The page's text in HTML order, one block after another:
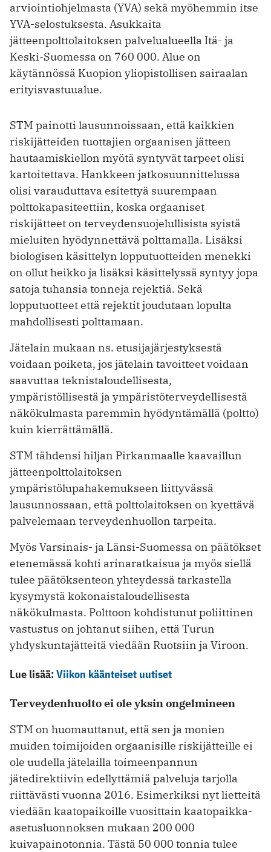
arviointiohjelmasta (YVA) sekä myöhemmin itse
YVA-selostuksesta. Asukkaita
jätteenpolttolaitoksen pal­velualueella Itä- ja
Keski-Suomessa on 760 000. Alue on
käytännössä Kuopion yliopistollisen sairaalan
erityisvastuualue.
STM painotti lausunnoissaan, että kaikkien
riskijätteiden tuottajien orgaanisen jätteen
hautaamiskiellon myötä syntyvät tarpeet olisi
kartoitettava. Hankkeen jatkosuunnittelussa
olisi varauduttava esitettyä suurempaan
polttokapasiteettiin, koska orgaaniset
riskijätteet on terveydensuojelullisista syistä
mieluiten hyödynnettävä polttamalla. Lisäksi
biologisen käsittelyn lopputuotteiden menekki
on ollut heikko ja lisäksi käsittelyssä syntyy jopa
satoja tuhansia tonneja rejektiä. Sekä
lopputuotteet että rejektit joudutaan lopulta
mahdollisesti polttamaan.
Jätelain mukaan ns. etusijajärjestyksestä
voidaan poiketa, jos jätelain tavoitteet voidaan
saavuttaa teknistaloudellisesta,
ympäristöllisestä ja ympäristöterveydellisestä
näkökulmasta paremmin hyödyntämällä (poltto)
kuin kierrättämällä.
STM tähdensi hiljan Pirkanmaalle kaavaillun
jätteenpolttolaitoksen
ympäristölupahakemukseen liittyvässä
lausunnossaan, että polttolaitoksen on kyettävä
palvelemaan terveydenhuollon tarpeita.
Myös Varsinais- ja Länsi-Suomessa on päätökset
etenemässä kohti arinaratkaisua ja myös siellä
tulee päätöksenteon yhteydessä tarkastella
kysymystä kokonaistaloudellisesta
näkökulmasta. Polttoon kohdistunut poliittinen
vastustus on johtanut siihen, että Turun
yhdyskuntajätteitä viedään Ruotsiin ja Viroon.
Lue lisää:Viikon käänteiset uutiset
Terveydenhuolto ei ole yksin ongelmineen
STM on huomauttanut, että sen ja monien
muiden toimijoiden orgaanisille riskijätteille ei
ole uudella jätelailla toimeenpannun
jätedirektiivin edellyttämiä palveluja tarjolla
riittävästi vuonna 2016. Esimerkiksi nyt lietteitä
viedään kaatopaikoille vuosittain kaatopaikka-
asetusluonnoksen mukaan 200 000
kuivapainotonnia. Tästä 50 000 tonnia tulee